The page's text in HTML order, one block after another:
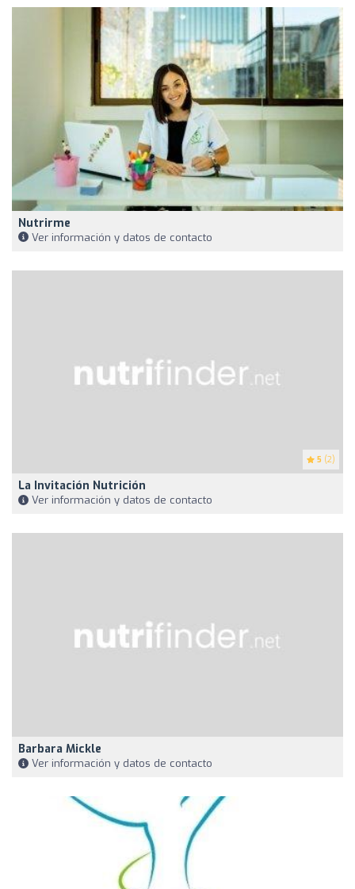
Nutrirme
Ver información y datos de contacto
5 (2)
La Invitación Nutrición
Ver información y datos de contacto
Barbara Mickle
Ver información y datos de contacto